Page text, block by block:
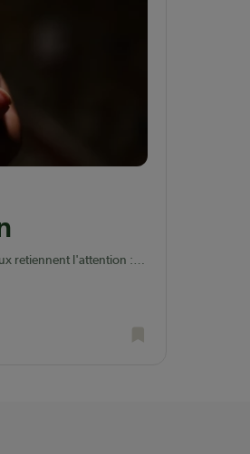
retiennent l'attention :